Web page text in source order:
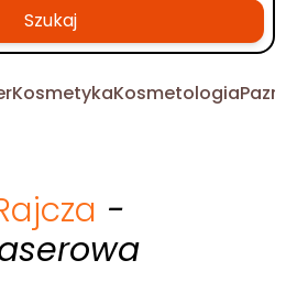
Szukaj
KosmetykaKosmetologia
-